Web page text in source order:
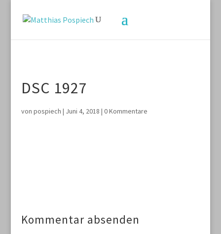
DSC 1927
von pospiech | Juni 4, 2018 | 0 Kommentare
Kommentar absenden